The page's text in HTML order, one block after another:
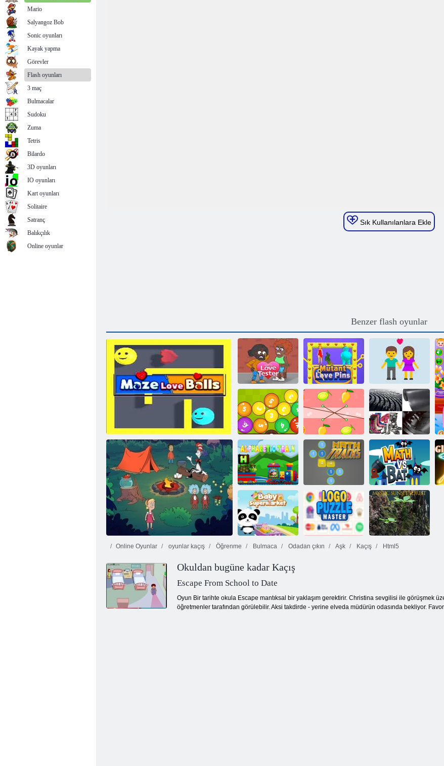
Sık Kullanılanlara Ekle
Benzer flash oyunlar
Labirent Aşk Topları
Aşk Test Cihazı
Mutant Aşk
Rozetleri
Aşk uyumu
Uyumluluk testi
Matematik
topları
Meyveyi Eşleştir
4 Görsel 1
Kelime
Alfabetik tren
Matematik
Parçalar
Matematik vs
Bat
Bebek
Süpermarket
Online Oyunlar oyunlar kaçış Öğrenme Bulmaca Odadan çıkın Aşk Kaçış Html5
Okuldan bugüne kadar Kaçış
Escape From School to Date
Oyun Bir tarihte okula Escape mantıksal bir yaklaşım gerektirir. Christina sevgilisi ile görüşmek
öğretmenler tarafından görülebilir. Aksi takdirde - yerine elveda müdürün odasında bekliyor.
Mario
Salyangoz Bob
Sonic oyunları
Kayak yapma
Görevler
Flash oyunları
3 maç
Bulmacalar
Sudoku
Zuma
Tetris
Bilardo
3D oyunları
IO oyunları
Kart oyunları
Solitaire
Satranç
Balıkçılık
Online oyunlar